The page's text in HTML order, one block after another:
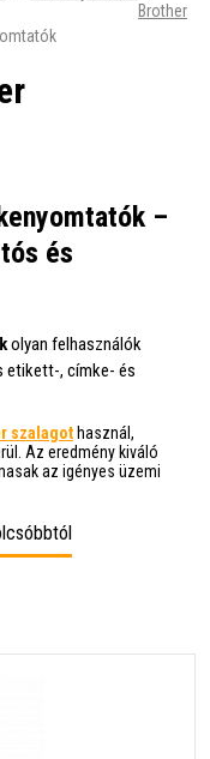
Brother
–
és
olyan felhasználók
etikett-, címke- és
szalagot használ,
Az eredmény kiváló
az igényes üzemi